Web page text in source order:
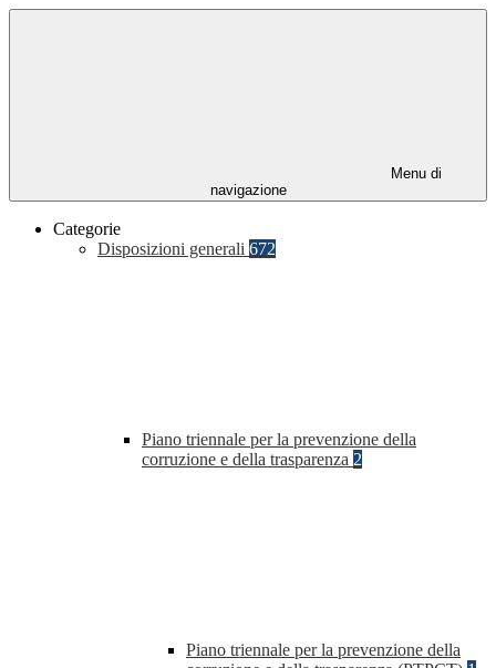
Menu di
navigazione
Categorie
Disposizioni generali 672
Piano triennale per la prevenzione della
corruzione e della trasparenza 2
Piano triennale per la prevenzione della